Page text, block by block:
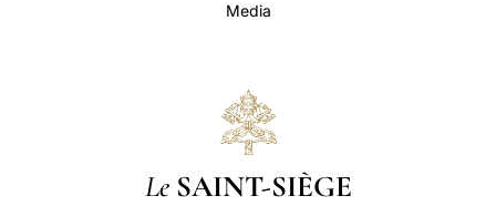
Media
Le SAINT-SIÈGE